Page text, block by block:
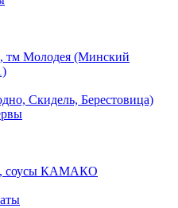
тм Молодея (Минский
Скидель, Берестовица)
соусы КАМАКО